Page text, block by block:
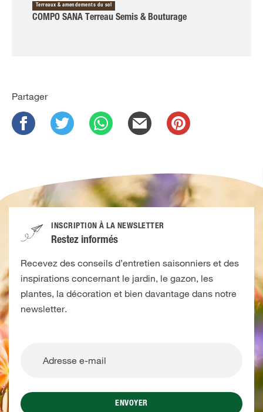
Terreaux & amendements du sol
COMPO SANA Terreau Semis & Bouturage
Partager
INSCRIPTION À LA NEWSLETTER
Restez informés
Recevez des conseils d’entretien saisonniers et des
inspirations concernant le jardin, le gazon, les
plantes, la décoration et bien davantage dans notre
newsletter.
ENVOYER